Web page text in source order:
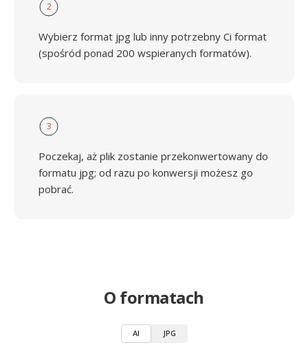
2
Wybierz format jpg lub inny potrzebny Ci format
(spośród ponad 200 wspieranych formatów).
3
Poczekaj, aż plik zostanie przekonwertowany do
formatu jpg; od razu po konwersji możesz go
pobrać.
O formatach
AI JPG